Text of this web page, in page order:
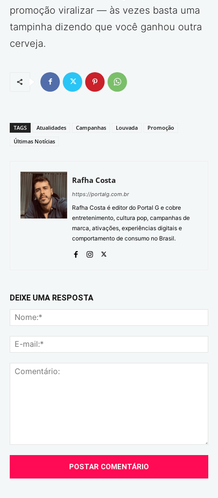
promoção viralizar — às vezes basta uma
tampinha dizendo que você ganhou outra
cerveja.
TAGS Atualidades Campanhas Louvada
Promoção
Últimas Notícias
Rafha Costa
https://portalg.com.br
Rafha Costa é editor do Portal G e cobre
entretenimento, cultura pop, campanhas de
marca, ativações, experiências digitais e
comportamento de consumo no Brasil.
DEIXE UMA RESPOSTA